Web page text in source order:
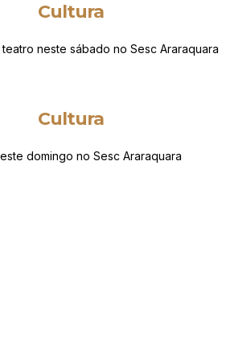
Cultura
neste sábado no Sesc Araraquara
Cultura
domingo no Sesc Araraquara